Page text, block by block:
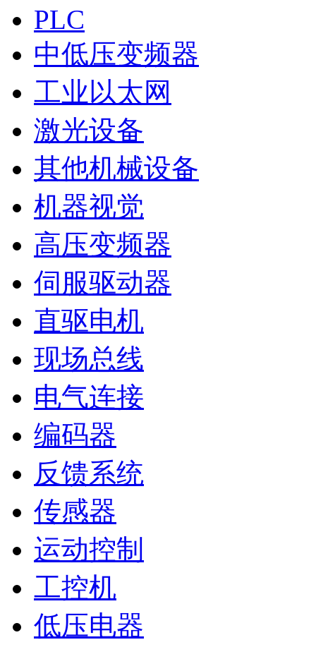
PLC
中低压变频器
工业以太网
激光设备
其他机械设备
机器视觉
高压变频器
伺服驱动器
直驱电机
现场总线
电气连接
编码器
反馈系统
传感器
运动控制
工控机
低压电器